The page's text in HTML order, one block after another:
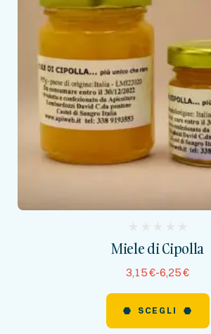
Miele di Cipolla
reviews)
3,15€-6,25€
SCEGLI